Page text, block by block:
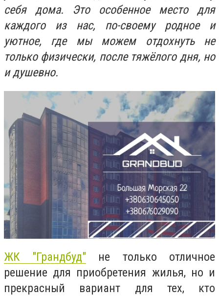
себя дома. Это особенное место для
каждого из нас, по-своему родное и
уютное, где мы можем отдохнуть не
только физически, после тяжёлого дня, но
и душевно.
ЖК "Грандбуд" не только отличное
решение для приобретения жилья, но и
прекрасный вариант для тех, кто